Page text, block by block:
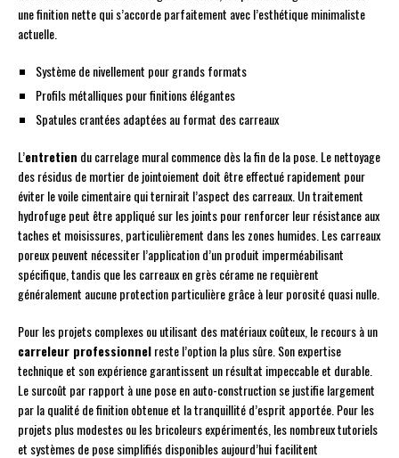
une finition nette qui s’accorde parfaitement avec l’esthétique minimaliste
actuelle.
Système de nivellement pour grands formats
Profils métalliques pour finitions élégantes
Spatules crantées adaptées au format des carreaux
L’entretien du carrelage mural commence dès la fin de la pose. Le nettoyage
des résidus de mortier de jointoiement doit être effectué rapidement pour
éviter le voile cimentaire qui ternirait l’aspect des carreaux. Un traitement
hydrofuge peut être appliqué sur les joints pour renforcer leur résistance aux
taches et moisissures, particulièrement dans les zones humides. Les carreaux
poreux peuvent nécessiter l’application d’un produit imperméabilisant
spécifique, tandis que les carreaux en grès cérame ne requièrent
généralement aucune protection particulière grâce à leur porosité quasi nulle.
Pour les projets complexes ou utilisant des matériaux coûteux, le recours à un
carreleur professionnelreste l’option la plus sûre. Son expertise
technique et son expérience garantissent un résultat impeccable et durable.
Le surcoût par rapport à une pose en auto-construction se justifie largement
par la qualité de finition obtenue et la tranquillité d’esprit apportée. Pour les
projets plus modestes ou les bricoleurs expérimentés, les nombreux tutoriels
et systèmes de pose simplifiés disponibles aujourd’hui facilitent